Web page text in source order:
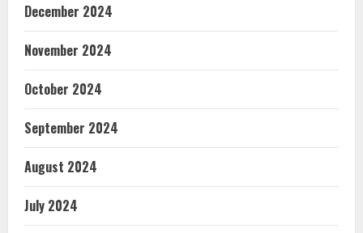
December 2024
November 2024
October 2024
September 2024
August 2024
July 2024